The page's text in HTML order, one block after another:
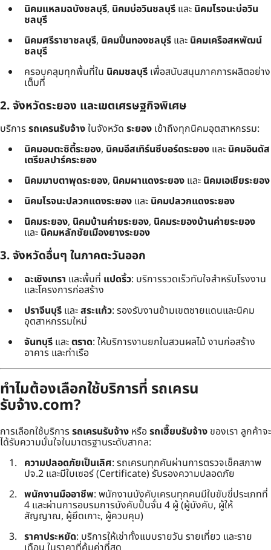
นิคมแหลมฉบังชลบุรี, นิคมบ่อวินชลบุรี และ นิคมโรจนะบ่อวิน
ชลบุรี
นิคมศรีราชาชลบุรี, นิคมปิ่นทองชลบุรี และ นิคมเครือสหพัฒน์
ชลบุรี
ครอบคลุมทุกพื้นที่ใน นิคมชลบุรี เพื่อสนับสนุนภาคการผลิตอย่าง
เต็มที่
2. จังหวัดระยอง และเขตเศรษฐกิจพิเศษ
บริการรถเครนรับจ้างในจังหวัด ระยอง เข้าถึงทุกนิคมอุตสาหกรรม:
นิคมอมตะซิตี้ระยอง, นิคมอีสเทิร์นซีบอร์ดระยอง และ นิคมอินดัส
เตรียลปาร์คระยอง
นิคมมาบตาพุดระยอง, นิคมผาแดงระยอง และ นิคมเอเชียระยอง
นิคมโรจนะปลวกแดงระยอง และ นิคมปลวกแดงระยอง
นิคมระยอง, นิคมบ้านค่ายระยอง, นิคมระยองบ้านค่ายระยอง
และ นิคมหลักชัยเมืองยางระยอง
3. จังหวัดอื่นๆ ในภาคตะวันออก
ฉะเชิงเทรา และพื้นที่ แปดริ้ว: บริการรวดเร็วทันใจสำหรับโรงงาน
และโครงการก่อสร้าง
ปราจีนบุรี และสระแก้ว: รองรับงานข้ามเขตชายแดนและนิคม
อุตสาหกรรมใหม่
จันทบุรี และตราด: ให้บริการงานยกในสวนผลไม้ งานก่อสร้าง
อาคาร และท่าเรือ
ทำไมต้องเลือกใช้บริการที่ รถเครน
รับจ้าง.com?
การเลือกใช้บริการรถเครนรับจ้าง หรือรถเฮี๊ยบรับจ้าง ของเรา ลูกค้าจะ
ได้รับความมั่นใจในมาตรฐานระดับสากล:
ความปลอดภัยเป็นเลิศ: รถเครนทุกคันผ่านการตรวจเช็คสภาพ
ปจ.2 และมีใบเซอร์ (Certificate) รับรองความปลอดภัย
พนักงานมืออาชีพ: พนักงานบังคับเครนทุกคนมีใบขับขี่ประเภทที่
4 และผ่านการอบรมการบังคับปั้นจั่น 4 ผู้ (ผู้บังคับ, ผู้ให้
สัญญาณ, ผู้ยึดเกาะ, ผู้ควบคุม)
ราคาประหยัด: บริการให้เช่าทั้งแบบรายวัน รายเที่ยว และราย